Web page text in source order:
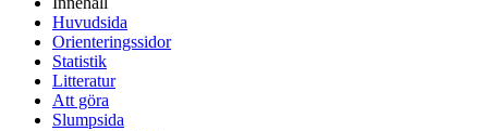
Huvudsida
Orienteringssidor
Statistik
Litteratur
Att göra
Slumpsida